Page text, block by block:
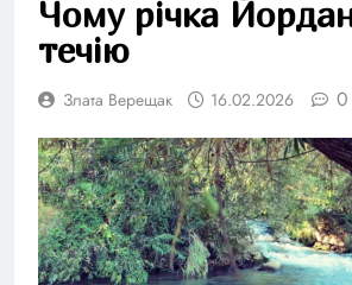
Чому річка
течію
Злата Верещак 16.02.2026 0